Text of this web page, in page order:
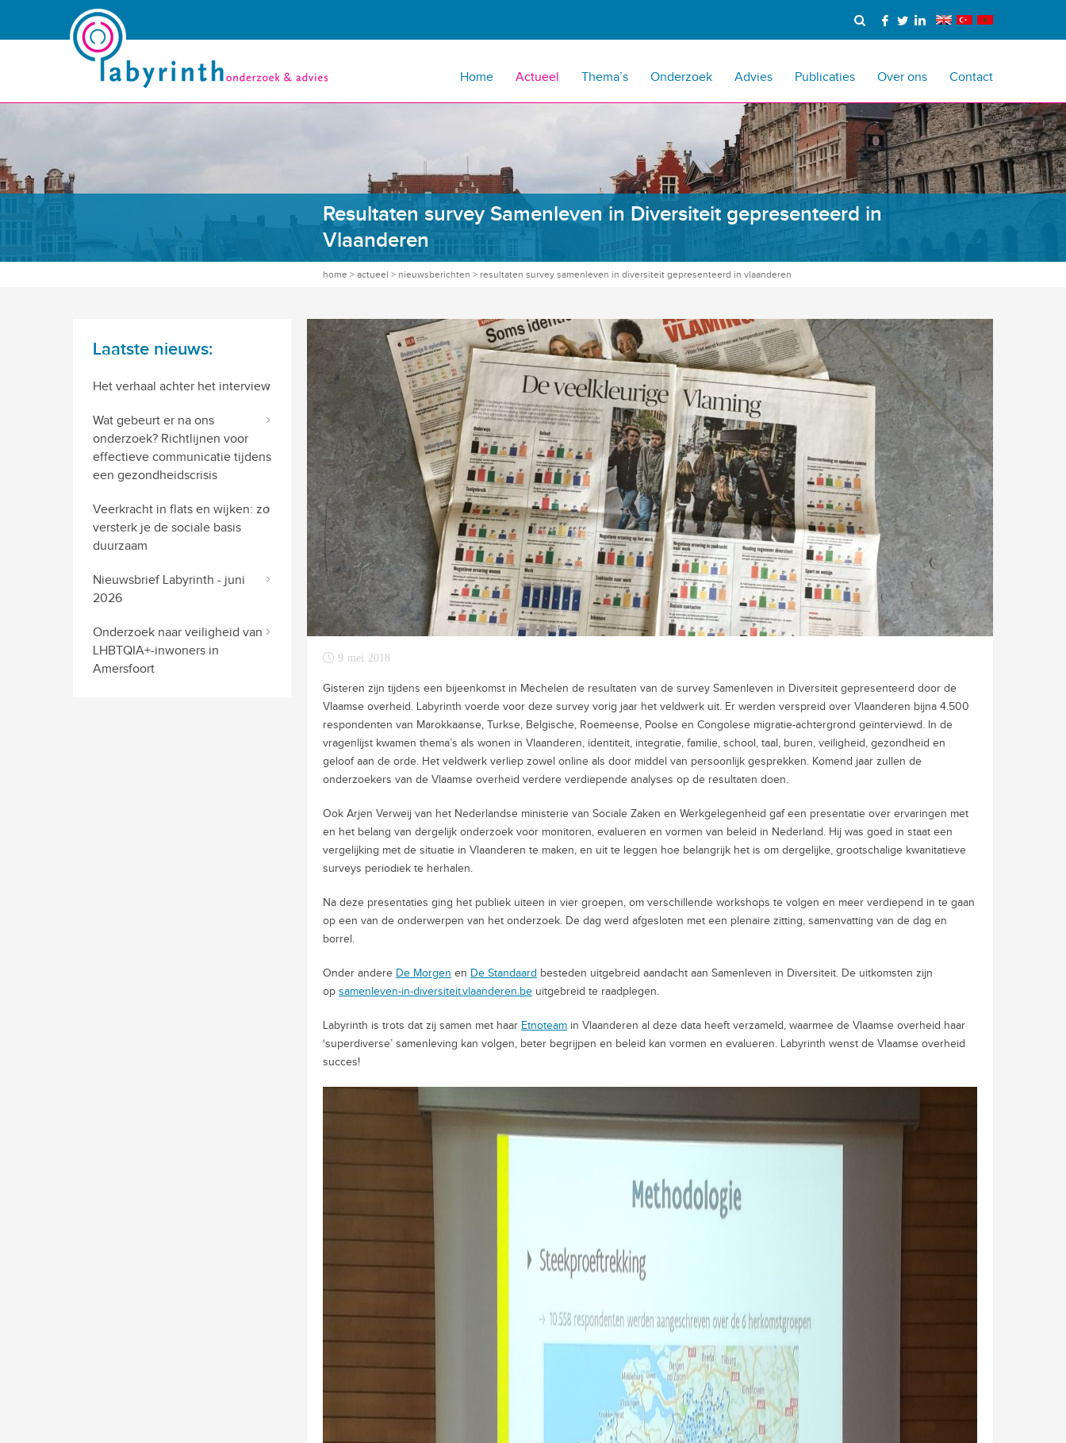
Home Actueel Thema’s Onderzoek Advies Publicaties Over ons Contact
Resultaten survey Samenleven in Diversiteit gepresenteerd in
Vlaanderen
home > actueel > nieuwsberichten > resultaten survey samenleven in diversiteit gepresenteerd in vlaanderen
Laatste nieuws:
Het verhaal achter het interview
Wat gebeurt er na ons
onderzoek? Richtlijnen voor
effectieve communicatie tijdens
een gezondheidscrisis
Veerkracht in flats en wijken: zo
versterk je de sociale basis
duurzaam
Nieuwsbrief Labyrinth - juni
2026
Onderzoek naar veiligheid van
LHBTQIA+-inwoners in
Amersfoort
9 mei 2018
Gisteren zijn tijdens een bijeenkomst in Mechelen de resultaten van de survey Samenleven in Diversiteit gepresenteerd door de
Vlaamse overheid. Labyrinth voerde voor deze survey vorig jaar het veldwerk uit. Er werden verspreid over Vlaanderen bijna 4.500
respondenten van Marokkaanse, Turkse, Belgische, Roemeense, Poolse en Congolese migratie-achtergrond geïnterviewd. In de
vragenlijst kwamen thema’s als wonen in Vlaanderen, identiteit, integratie, familie, school, taal, buren, veiligheid, gezondheid en
geloof aan de orde. Het veldwerk verliep zowel online als door middel van persoonlijk gesprekken. Komend jaar zullen de
onderzoekers van de Vlaamse overheid verdere verdiepende analyses op de resultaten doen.
Ook Arjen Verweij van het Nederlandse ministerie van Sociale Zaken en Werkgelegenheid gaf een presentatie over ervaringen met
en het belang van dergelijk onderzoek voor monitoren, evalueren en vormen van beleid in Nederland. Hij was goed in staat een
vergelijking met de situatie in Vlaanderen te maken, en uit te leggen hoe belangrijk het is om dergelijke, grootschalige kwanitatieve
surveys periodiek te herhalen.
Na deze presentaties ging het publiek uiteen in vier groepen, om verschillende workshops te volgen en meer verdiepend in te gaan
op een van de onderwerpen van het onderzoek. De dag werd afgesloten met een plenaire zitting, samenvatting van de dag en
borrel.
Onder andere De Morgen en De Standaard besteden uitgebreid aandacht aan Samenleven in Diversiteit. De uitkomsten zijn
op samenleven-in-diversiteit.vlaanderen.be uitgebreid te raadplegen.
Labyrinth is trots dat zij samen met haar Etnoteam in Vlaanderen al deze data heeft verzameld, waarmee de Vlaamse overheid haar
‘superdiverse’ samenleving kan volgen, beter begrijpen en beleid kan vormen en evalueren. Labyrinth wenst de Vlaamse overheid
succes!